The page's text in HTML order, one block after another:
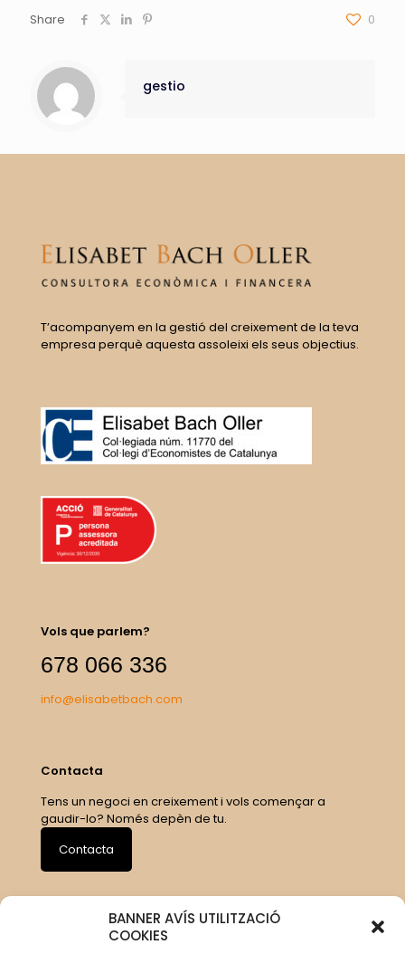
BANNER AVÍS UTILITZACIÓ
COOKIES
Share 0
gestio
T’acompanyem en la gestió del creixement de la teva
empresa perquè aquesta assoleixi els seus objectius.
Vols que parlem?
678 066 336
info@elisabetbach.com
Contacta
Tens un negoci en creixement i vols començar a
gaudir-lo? Només depèn de tu.
Contacta